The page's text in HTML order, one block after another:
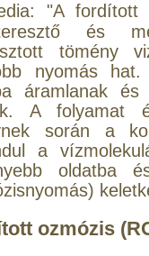
"A fordított
és
tömény
nyomás
áramlanak
A folyamat
során a
a
oldatba
ozmózis